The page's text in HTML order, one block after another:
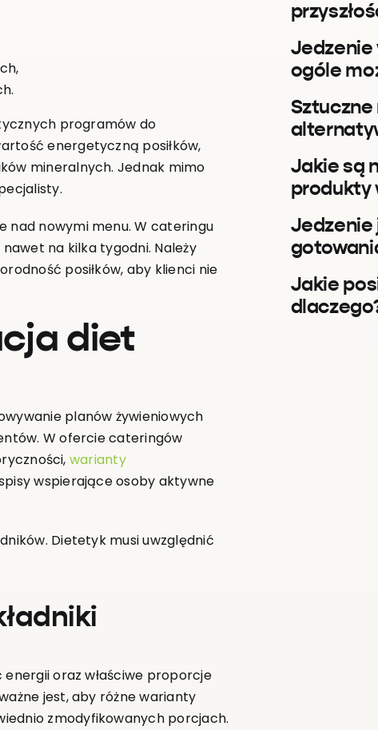
programów do
energetyczną posiłków,
mineralnych. Jednak mimo
nowymi menu. W cateringu
na kilka tygodni. Należy
posiłków, aby klienci nie
diet
planów żywieniowych
W ofercie cateringów
warianty
wspierające osoby aktywne
Dietetyk musi uwzględnić
oraz właściwe proporcje
jest, aby różne warianty
zmodyfikowanych porcjach.
Jedzenie
ogóle
Sztuczne
Jakie są
produkty
Jedzenie
Jakie